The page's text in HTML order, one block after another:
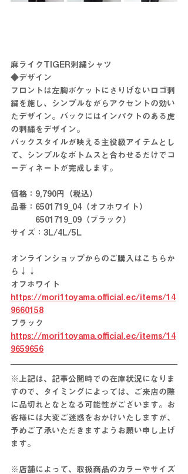
麻ライクTIGER刺繍シャツ
◆デザイン
フロントは左胸ポケットにさりげないロゴ刺
繍を施し、シンプルながらアクセントの効い
たデザイン。バックにはインパクトのある虎
の刺繍をデザイン。
バックスタイルが映える主役級アイテムとし
て、シンプルなボトムスと合わせるだけでコ
ーディネートが完成します。
価格：9,790円（税込）
品番：6501719_04（オフホワイト）
6501719_09（ブラック）
サイズ：3L/4L/5L
オンラインショップからのご購入はこちらか
ら↓↓
オフホワイト
https://mori1toyama.official.ec/items/14
9660158
ブラック
https://mori1toyama.official.ec/items/14
9659656
※上記は、記事公開時での在庫状況になりま
すので、タイミングによっては、ご来店の際
に品切れとな となる 可能性がございます。お
客様には大変ご迷惑をおかけいたしますが、
予めご了承いただきますようお願い申し上げ
ます。
※店舗によって、取扱商品のカラーやサイズ